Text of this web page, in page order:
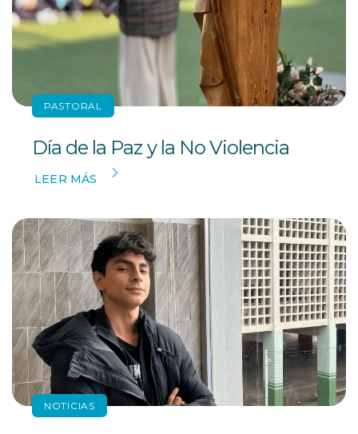
PASTORAL
Día de la Paz y la No Violencia
LEER MÁS
NOTICIAS